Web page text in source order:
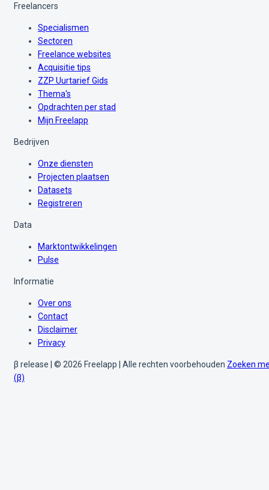
Freelancers
Specialismen
Sectoren
Freelance websites
Acquisitie tips
ZZP Uurtarief Gids
Thema's
Opdrachten per stad
Mijn Freelapp
Bedrijven
Onze diensten
Projecten plaatsen
Datasets
Registreren
Data
Marktontwikkelingen
Pulse
Informatie
Over ons
Contact
Disclaimer
Privacy
β release | © 2026 Freelapp | Alle rechten voorbehouden Zoeken
(β)